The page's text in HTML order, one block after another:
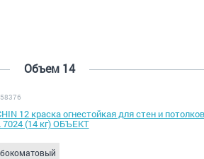
Объем 14
12 краска огнестойкая для стен и
7024 (14 кг) ОБЪЕКТ